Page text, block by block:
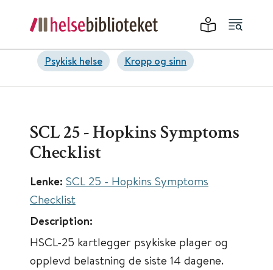
Psykisk helse Kropp og sinn
SCL 25 - Hopkins Symptoms
Checklist
Lenke: SCL 25 - Hopkins Symptoms
Checklist
Description:
HSCL-25 kartlegger psykiske plager og
opplevd belastning de siste 14 dagene.